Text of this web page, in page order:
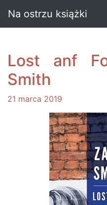
Na ostrzu książki
Lost anf
Smith
21 marca 2019